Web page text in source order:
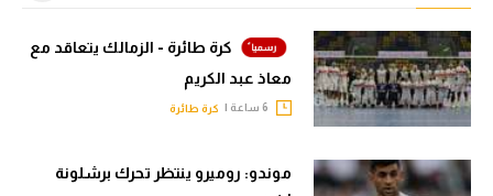
كرة طائرة - الزمالك يتعاقد مع
معاذ عبد الكريم
كرة طائرة
موندو: روميرو ينتظر تحرك برشلونة